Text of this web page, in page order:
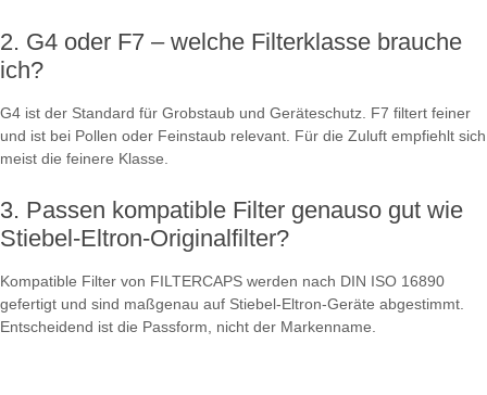
G4 oder F7 – welche Filterklasse brauche
ich?
G4 ist der Standard für Grobstaub und Geräteschutz. F7 filtert feiner
und ist bei Pollen oder Feinstaub relevant. Für die Zuluft empfiehlt sich
meist die feinere Klasse.
Passen kompatible Filter genauso gut wie
Stiebel-Eltron-Originalfilter?
Kompatible Filter von FILTERCAPS werden nach DIN ISO 16890
gefertigt und sind maßgenau auf Stiebel-Eltron-Geräte abgestimmt.
Entscheidend ist die Passform, nicht der Markenname.